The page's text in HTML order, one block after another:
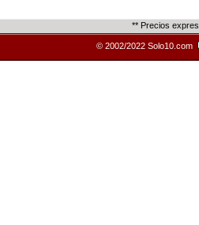
** Precios
© 2002/2022 Solo10.com